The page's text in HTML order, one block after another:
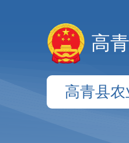
高
高青县